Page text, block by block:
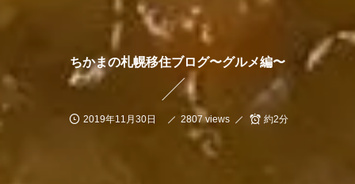
ちかまの札幌移住ブログ〜グルメ編〜
2019年11月30日 2807 views 約2分